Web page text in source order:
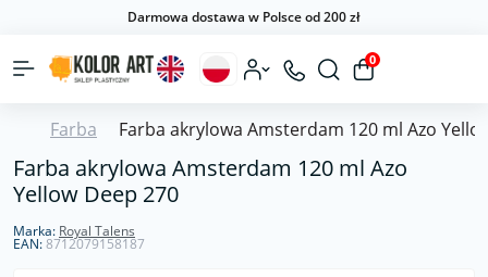
Darmowa dostawa w Polsce od 200 zł
0
Farba Farba akrylowa Amsterdam 120 ml Azo
Farba akrylowa Amsterdam 120 ml Azo
Yellow Deep 270
Marka: Royal Talens
EAN:8712079158187